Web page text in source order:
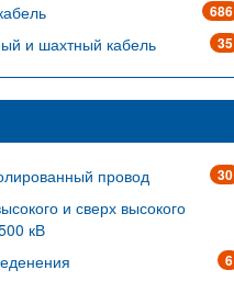
686
35
и шахтный кабель
30
провод
и сверх высокого
кВ
6